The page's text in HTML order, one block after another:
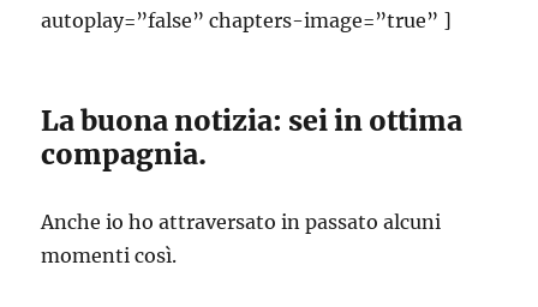
autoplay=”false” chapters-image=”true” ]
La buona notizia: sei in ottima
compagnia.
Anche io ho attraversato in passato alcuni
momenti così.